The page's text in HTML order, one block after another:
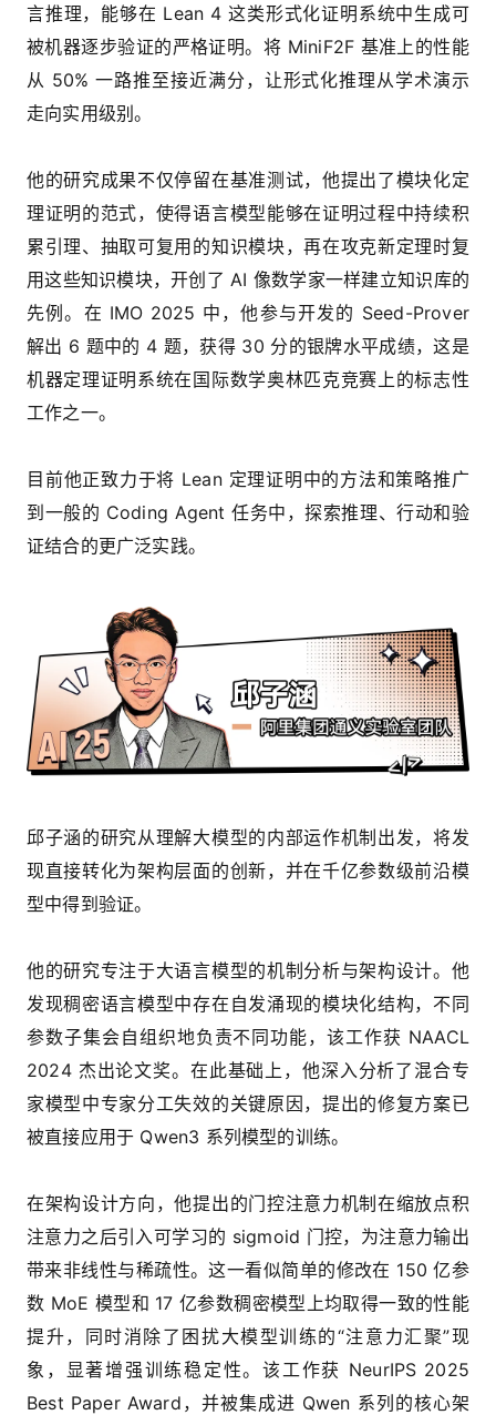
言推理，能够在 Lean 4 这类形式化证明系统中生成可
被机器逐步验证的严格证明。将 MiniF2F 基准上的性能
从 50% 一路推至接近满分，让形式化推理从学术演示
走向实用级别。
他的研究成果不仅停留在基准测试，他提出了模块化定
理证明的范式，使得语言模型能够在证明过程中持续积
累引理、抽取可复用的知识模块，再在攻克新定理时复
用这些知识模块，开创了 AI 像数学家一样建立知识库的
先例。在 IMO 2025 中，他参与开发的 Seed-Prover
解出 6 题中的 4 题，获得 30 分的银牌水平成绩，这是
机器定理证明系统在国际数学奥林匹克竞赛上的标志性
工作之一。
目前他正致力于将 Lean 定理证明中的方法和策略推广
到一般的 Coding Agent 任务中，探索推理、行动和验
证结合的更广泛实践。
邱子涵的研究从理解大模型的内部运作机制出发，将发
现直接转化为架构层面的创新，并在千亿参数级前沿模
型中得到验证。
他的研究专注于大语言模型的机制分析与架构设计。他
发现稠密语言模型中存在自发涌现的模块化结构，不同
参数子集会自组织地负责不同功能，该工作获 NAACL
2024 杰出论文奖。在此基础上，他深入分析了混合专
家模型中专家分工失效的关键原因，提出的修复方案已
被直接应用于 Qwen3 系列模型的训练。
在架构设计方向，他提出的门控注意力机制在缩放点积
注意力之后引入可学习的 sigmoid 门控，为注意力输出
带来非线性与稀疏性。这一看似简单的修改在 150 亿参
数 MoE 模型和 17 亿参数稠密模型上均取得一致的性能
提升，同时消除了困扰大模型训练的“注意力汇聚”现
象，显著增强训练稳定性。该工作获 NeurIPS 2025
Best Paper Award，并被集成进 Qwen 系列的核心架